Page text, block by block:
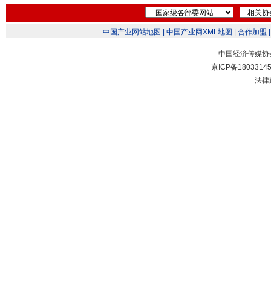
中国产业网站地图 | 中国产业网XML地图 | 合作加盟 |
中国经济传媒
京ICP备
法